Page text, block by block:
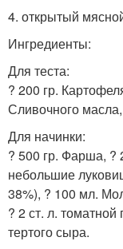
4. открытый
Ингредиенты:
Для теста:
? 200 гр.
Сливочного
Для начинки:
? 500 гр. Фарша, ?
небольшие
38%), ? 100 мл.
? 2 ст. л.
тертого сыра.